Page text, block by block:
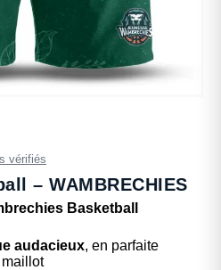
vérifiés
– WAMBRECHIES
Basketball
audacieux, en parfaite